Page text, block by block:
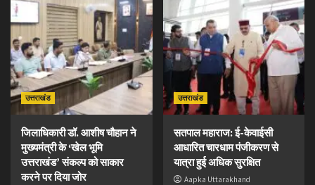
उत्तराखंड
जिलाधिकारी डॉ. आशीष चौहान ने
मुख्यमंत्री के ‘खेल भूमि
उत्तराखंड’ संकल्प को साकार
करने पर दिया जोर
उत्तराखंड
सतपाल महाराज: ई-केवाईसी
आधारित चारधाम पंजीकरण से
यात्रा हुई अधिक सुरक्षित
Aapka Uttarakhand